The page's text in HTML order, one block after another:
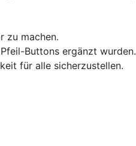
zu machen.
Buttons ergänzt wurden.
für alle sicherzustellen.